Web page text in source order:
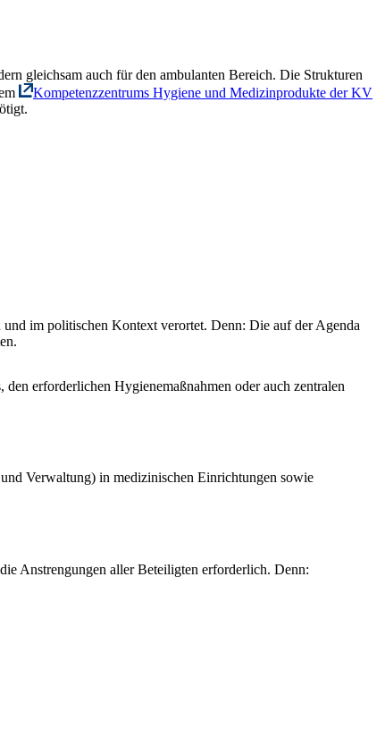
gleichsam auch für den ambulanten Bereich. Die Strukturen
Kompetenzzentrums Hygiene und Medizinprodukte der KV
im politischen Kontext verortet. Denn: Die auf der Agenda
erforderlichen Hygienemaßnahmen oder auch zentralen
Verwaltung) in medizinischen Einrichtungen sowie
Anstrengungen aller Beteiligten erforderlich. Denn: